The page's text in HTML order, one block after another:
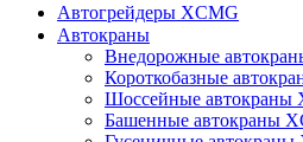
Автогрейдеры XCMG
Автокраны
Внедорожные
Короткобазные
Шоссейные автокраны
Башенные автокраны